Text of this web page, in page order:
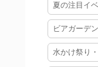
夏の注目イ
ビアガーデ
水かけ祭り